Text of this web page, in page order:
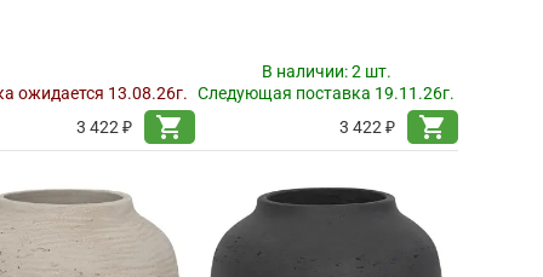
ожидается 13.08.26г.
3 422 ₽
shopping_cart
В наличии:2 шт.
Следующая поставка 19.11.26г.
3 422 ₽
shopping_cart